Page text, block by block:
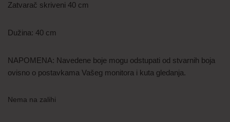
Zatvarač skriveni 40 cm
Dužina: 40 cm
NAPOMENA: Navedene boje mogu odstupati od stvarnih boja
ovisno o postavkama Vašeg monitora i kuta gledanja.
Nema na zalihi